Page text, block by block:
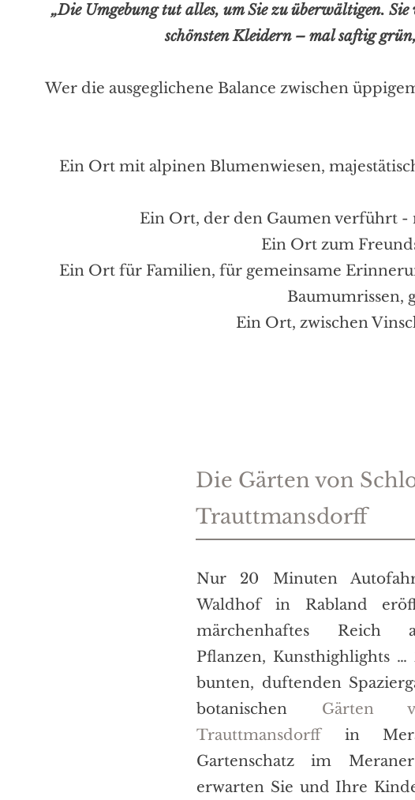
„Die Umgebung tut alles, um Sie zu überwältigen.
schönsten Kleidern – mal saftig
Wer die ausgeglichene Balance zwischen
Ein Ort mit alpinen Blumenwiesen,
Ein Ort, der den Gaumen verführt
Ein Ort zum
Ein Ort für Familien, für gemeinsame
Baumumrissen,
Ein Ort, zwischen
Die Gärten von
Trauttmansdorff
Nur 20 Minuten
Waldhof in Rabland
märchenhaftes Reich
Pflanzen, Kunsthighlights
bunten, duftenden
botanischen Gärten
Trauttmansdorffin
Gartenschatz im
erwarten Sie und Ihre